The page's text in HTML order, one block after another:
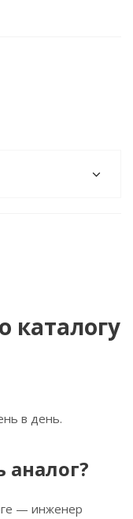
каталогу
в день.
— инженер